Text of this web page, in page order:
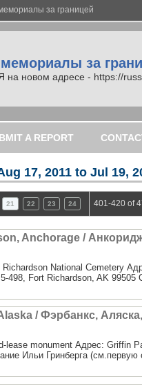
за границей
за
новом адресе - https://
A REPORT
17, 2011 to Jul 19,
21 22 23 24 401-420 of
Anchorage /
Richardson National Cemetery
498, Fort Richardson, AK 99505
/ Фэрбанкс, Аляска,
lease monument Адрес: Griffin
Ильи Гринберга